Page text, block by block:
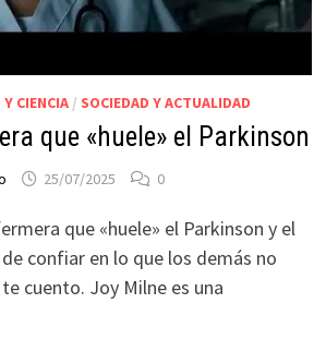
Y CIENCIA/ SOCIEDAD Y ACTUALIDAD
que «huele» el Parkinson
25/07/2025 0
que «huele» el Parkinson y el
confiar en lo que los demás no
cuento. Joy Milne es una